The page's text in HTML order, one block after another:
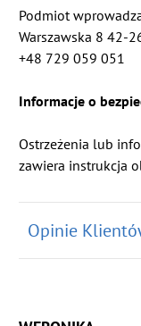
Podmiot
Warszawska 8 42-
+48 729 059 051
Informacje o
Ostrzeżenia lub
zawiera instrukcja
Opinie